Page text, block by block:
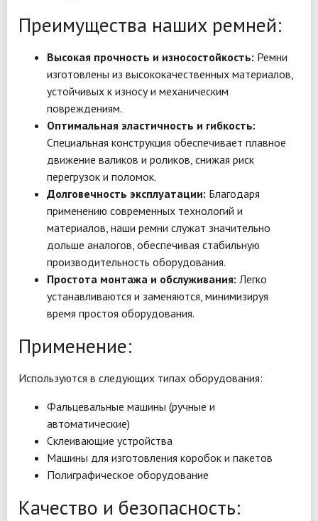
Преимущества наших ремней:
Высокая прочность и износостойкость: Ремни
изготовлены из высококачественных материалов,
устойчивых к износу и механическим
повреждениям.
Оптимальная эластичность и гибкость:
Специальная конструкция обеспечивает плавное
движение валиков и роликов, снижая риск
перегрузок и поломок.
Долговечность эксплуатации: Благодаря
применению современных технологий и
материалов, наши ремни служат значительно
дольше аналогов, обеспечивая стабильную
производительность оборудования.
Простота монтажа и обслуживания: Легко
устанавливаются и заменяются, минимизируя
время простоя оборудования.
Применение:
Используются в следующих типах оборудования:
Фальцевальные машины (ручные и
автоматические)
Склеивающие устройства
Машины для изготовления коробок и пакетов
Полиграфическое оборудование
Качество и безопасность: